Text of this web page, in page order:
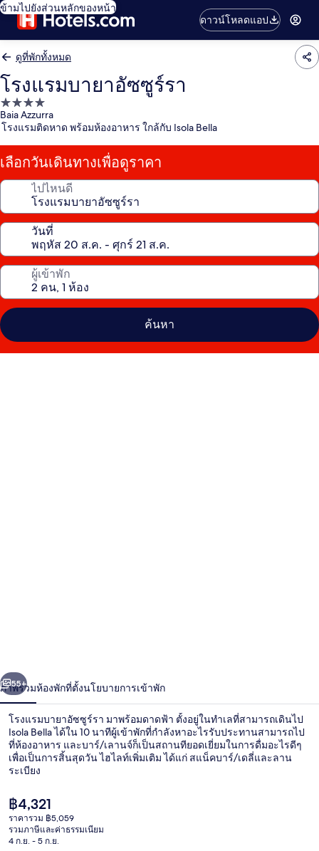
ข้ามไปยังส่วนหลักของหน้า
ดาวน์โหลดแอป
ดูที่พักทั้งหมด
โรงแรมบายาอัซซูร์รา
ที่พัก
4.0
Baia Azzurra
โรงแรมติดหาด พร้อมห้องอาหาร ใกล้กับ Isola Bella
เลือกวันเดินทางเพื่อดูราคา
ไปไหนดี
วันที่
ผู้เข้าพัก
ค้นหา
ซูร์
รา
า
ถัดไป
55+
ภาพรวมห้องพักที่ตั้งนโยบายการเข้าพัก
โรงแรมบายาอัซซูร์รา มาพร้อมดาดฟ้า ตั้งอยู่ในทำเลที่สามารถเดินไป
Isola Bella ได้ใน 10 นาทีผู้เข้าพักที่กำลังหาอะไรรับประทานสามารถไป
ที่ห้องอาหาร และบาร์/เลานจ์ก็เป็นสถานทียอดเยี่ยมในการดื่มอะไรดีๆ
เพื่อเป็นการสิ้นสุดวัน ไฮไลท์เพิ่มเติม ได้แก่ สแน็คบาร์/เดลี่และลาน
ระเบียง
ราคา
ปัจจุบัน
฿4,321
฿4,321
ราคารวม ฿5,059
รวมภาษีและค่าธรรมเนียม
4 ก.ย. - 5 ก.ย.